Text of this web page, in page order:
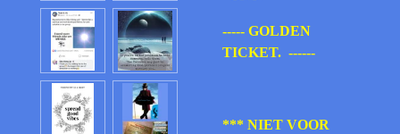
----- GOLDEN
TICKET. ------
*** NIET VOOR